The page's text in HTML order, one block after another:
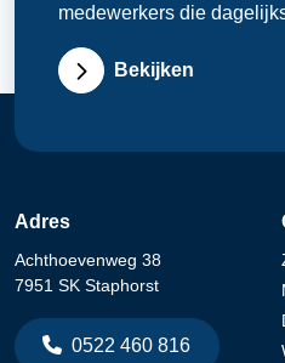
medewerkers die
Bekijken
Adres
Achthoevenweg 38
7951 SK Staphorst
0522 460 816